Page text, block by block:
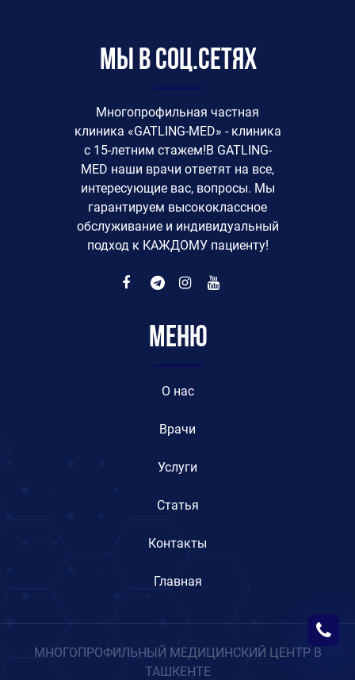
Мы в соц.сетях
Многопрофильная частная
клиника «GATLING-MED» - клиника
с 15-летним стажем!В GATLING-
MED наши врачи ответят на все,
интересующие вас, вопросы. Мы
гарантируем высококлассное
обслуживание и индивидуальный
подход к КАЖДОМУ пациенту!
Меню
O нас
Врачи
Услуги
Статья
Контакты
Главная
МНОГОПРОФИЛЬНЫЙ МЕДИЦИНСКИЙ ЦЕНТР В
ТАШКЕНТЕ